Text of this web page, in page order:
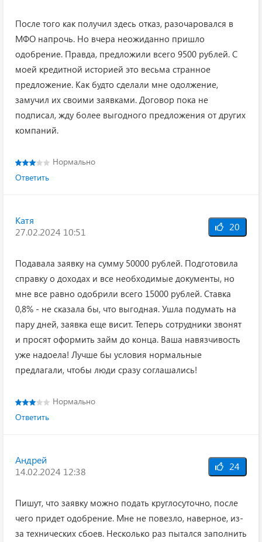
После того как получил здесь отказ, разочаровался в
МФО напрочь. Но вчера неожиданно пришло
одобрение. Правда, предложили всего 9500 рублей. С
моей кредитной историей это весьма странное
предложение. Как будто сделали мне одолжение,
замучил их своими заявками. Договор пока не
подписал, жду более выгодного предложения от других
компаний.
Нормально
Ответить
Катя
27.02.2024 10:51
20
Подавала заявку на сумму 50000 рублей. Подготовила
справку о доходах и все необходимые документы, но
мне все равно одобрили всего 15000 рублей. Ставка
0,8% - не сказала бы, что выгодная. Ушла подумать на
пару дней, заявка еще висит. Теперь сотрудники звонят
и просят оформить займ до конца. Ваша навязчивость
уже надоела! Лучше бы условия нормальные
предлагали, чтобы люди сразу соглашались!
Нормально
Ответить
Андрей
14.02.2024 12:38
24
Пишут, что заявку можно подать круглосуточно, после
чего придет одобрение. Мне не повезло, наверное, из-
за технических сбоев. Несколько раз пытался заполнить